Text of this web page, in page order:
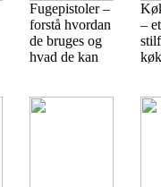
Fugepistoler –
forstå hvordan
de bruges og
hvad de kan
–